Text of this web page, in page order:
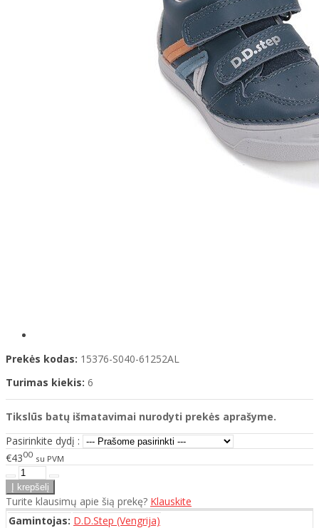
Prekės kodas: 15376-S040-61252AL
Turimas kiekis: 6
Tikslūs batų išmatavimai nurodyti prekės aprašyme.
Pasirinkite dydį :
€4300 su PVM
Turite klausimų apie šią prekę? Klauskite
Gamintojas: D.D.Step (Vengrija)